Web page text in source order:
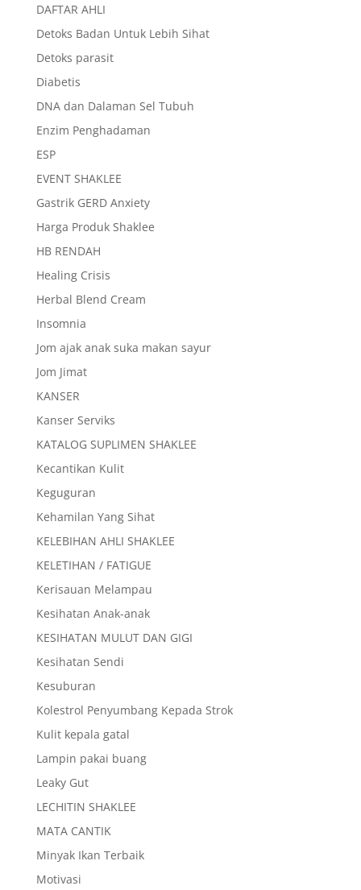
DAFTAR AHLI
Detoks Badan Untuk Lebih Sihat
Detoks parasit
Diabetis
DNA dan Dalaman Sel Tubuh
Enzim Penghadaman
ESP
EVENT SHAKLEE
Gastrik GERD Anxiety
Harga Produk Shaklee
HB RENDAH
Healing Crisis
Herbal Blend Cream
Insomnia
Jom ajak anak suka makan sayur
Jom Jimat
KANSER
Kanser Serviks
KATALOG SUPLIMEN SHAKLEE
Kecantikan Kulit
Keguguran
Kehamilan Yang Sihat
KELEBIHAN AHLI SHAKLEE
KELETIHAN / FATIGUE
Kerisauan Melampau
Kesihatan Anak-anak
KESIHATAN MULUT DAN GIGI
Kesihatan Sendi
Kesuburan
Kolestrol Penyumbang Kepada Strok
Kulit kepala gatal
Lampin pakai buang
Leaky Gut
LECHITIN SHAKLEE
MATA CANTIK
Minyak Ikan Terbaik
Motivasi